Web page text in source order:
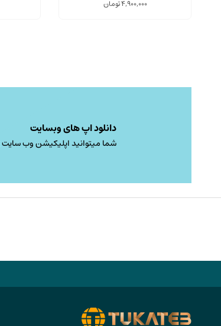
4,900,000تومان
دانلود اپ های وبسایت
شما میتوانید اپلیکیشن وب سایت